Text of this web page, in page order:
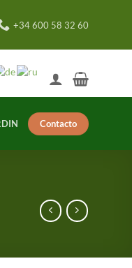
+34 600 58 32 60
Contacto